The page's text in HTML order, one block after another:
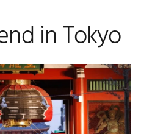
in Tokyo